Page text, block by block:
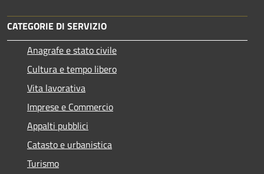
CATEGORIE DI SERVIZIO
Anagrafe e stato civile
Cultura e tempo libero
Vita lavorativa
Imprese e Commercio
Appalti pubblici
Catasto e urbanistica
Turismo